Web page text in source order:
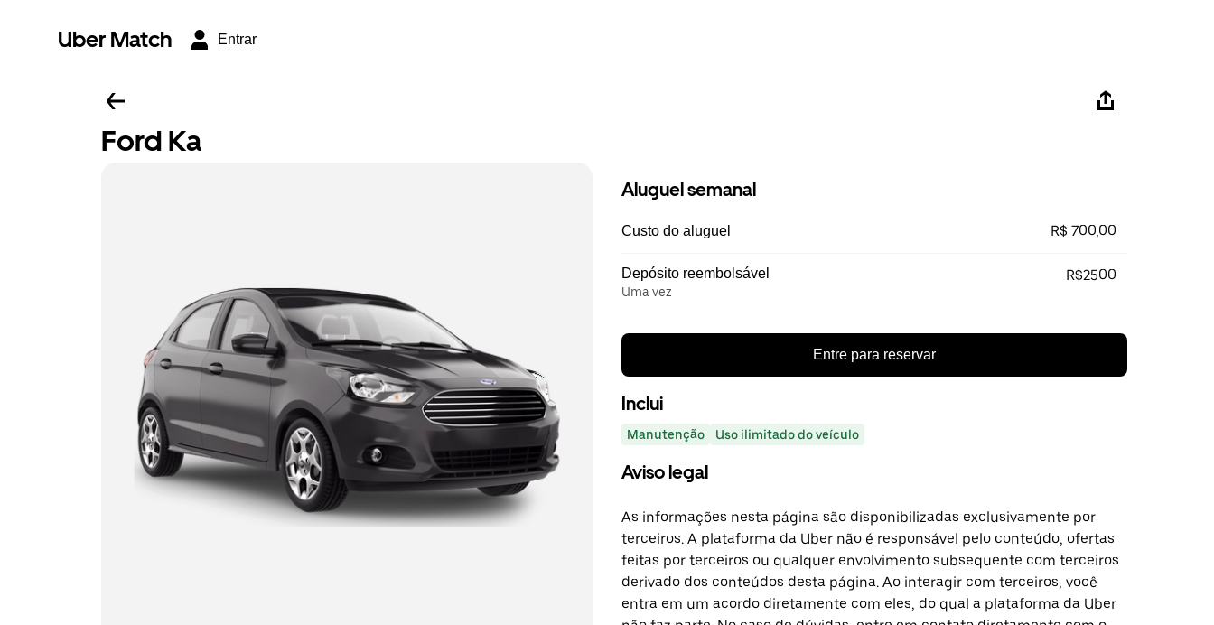
Uber Match Entrar
Ford Ka
Aluguel semanal
Custo do aluguel R$ 700,00
Depósito reembolsável
Uma vez
R$2500
Entre para reservar
Inclui
Manutenção Uso ilimitado do veículo
Aviso legal
As informações nesta página são disponibilizadas exclusivamente por
terceiros. A plataforma da Uber não é responsável pelo conteúdo, ofertas
feitas por terceiros ou qualquer envolvimento subsequente com terceiros
derivado dos conteúdos desta página. Ao interagir com terceiros, você
entra em um acordo diretamente com eles, do qual a plataforma da Uber